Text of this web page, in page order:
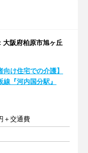
阪府柏原市旭ヶ丘
向け住宅での介護】
線『河内国分駅』
＋交通費